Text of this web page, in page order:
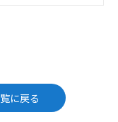
に戻る